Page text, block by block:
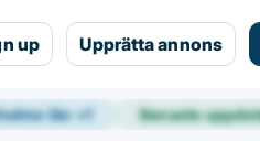
up Upprätta annons
län+1 Senaste